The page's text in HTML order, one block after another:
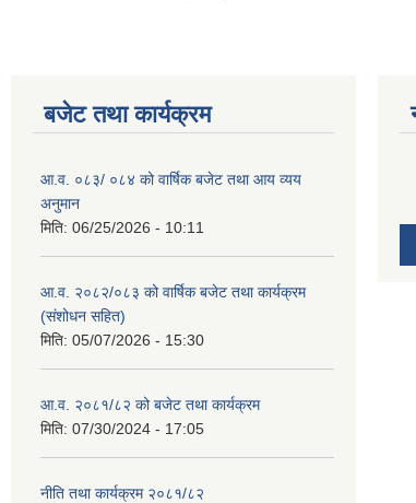
बजेट तथा कार्यक्रम
आ.व. ०८३/ ०८४ को वार्षिक बजेट तथा आय व्यय
अनुमान
मिति: 06/25/2026 - 10:11
आ.व. २०८२/०८३ को वार्षिक बजेट तथा कार्यक्रम
(संशोधन सहित)
मिति: 05/07/2026 - 15:30
आ.व. २०८१/८२ को बजेट तथा कार्यक्रम
मिति: 07/30/2024 - 17:05
नीति तथा कार्यक्रम २०८१/८२